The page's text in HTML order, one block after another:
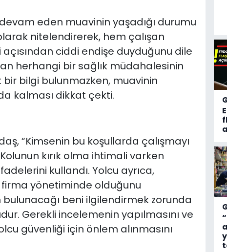
eden muavinin yaşadığı durumu
nitelendirerek, hem çalışan
ciddi endişe duyduğunu dile
herhangi bir sağlık müdahalesinin
bir bilgi bulunmazken, muavinin
kalması dikkat çekti.
“Kimsenin bu koşullarda çalışmayı
kırık olma ihtimali varken
kullandı. Yolcu ayrıca,
yönetiminde olduğunu
bulunacağı beni ilgilendirmek zorunda
Gerekli incelemenin yapılmasını ve
güvenliği için önlem alınmasını